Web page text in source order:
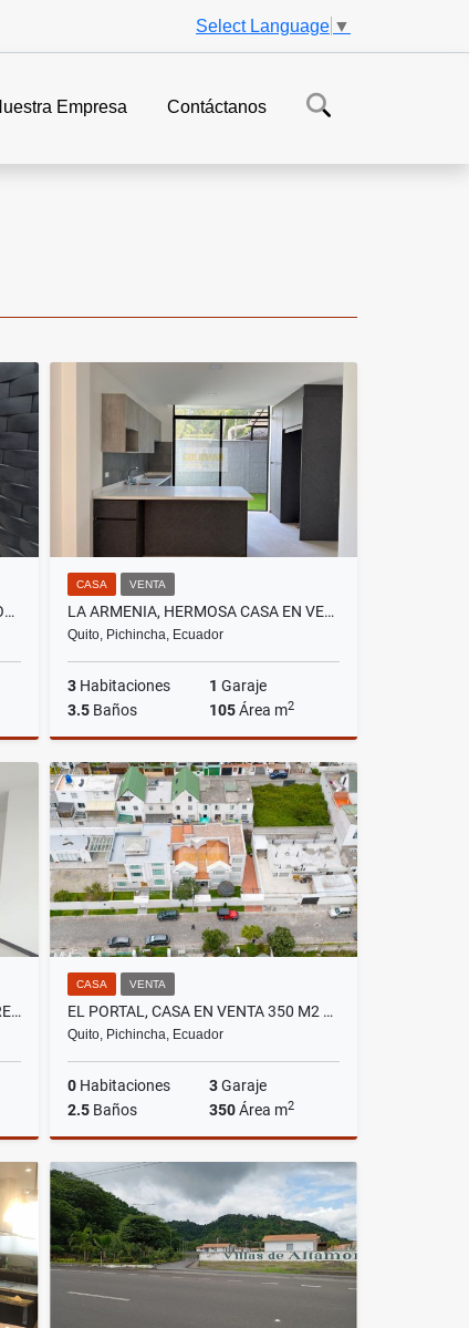
Select Language ▼
Empresa Contáctanos
LA PRIMAVERA, DE OPORTUNIDAD OFICINA SIN MUEBLES EN RENTA, CON 143M2
CASA VENTA
LA ARMENIA, HERMOSA CASA EN VENTA,NUEVA VIP 105M2
Quito, Pichincha, Ecuador
3 Habitaciones 1 Garaje
3.5 Baños 105Área m2
Venta
US$89,900
TUMBACO, LOCAL COMERCIAL EN RENTA, 97M2
CASA VENTA
EL PORTAL, CASA EN VENTA 350 M2 DE CONSTRUCCIÓN
Quito, Pichincha, Ecuador
0 Habitaciones 3Garaje
2.5 Baños 350Área m2
Venta
US$265,000